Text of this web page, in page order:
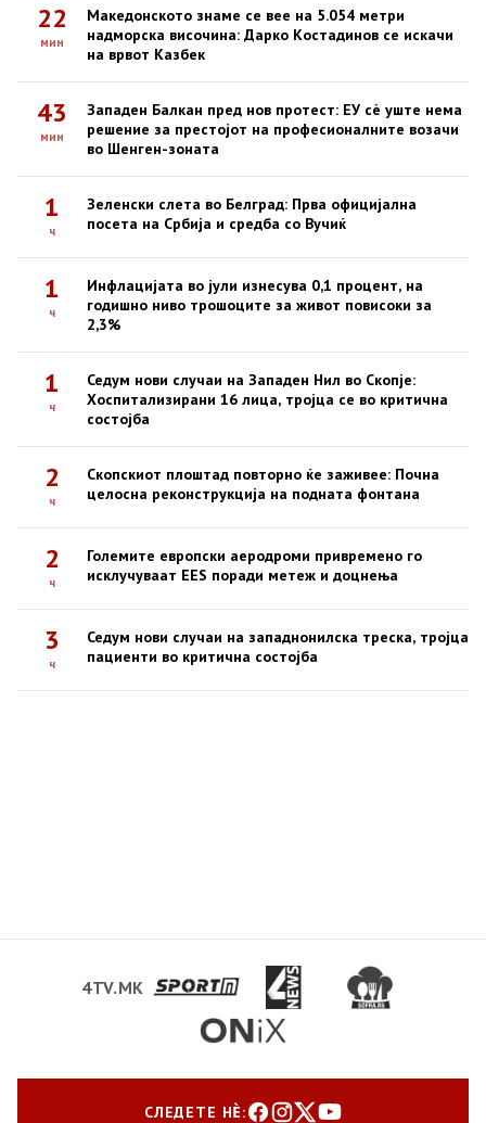
22
мин
Македонското знаме се вее на 5.054 метри
надморска височина: Дарко Костадинов се искачи
на врвот Казбек
43
мин
Западен Балкан пред нов протест: ЕУ сè уште нема
решение за престојот на професионалните возачи
во Шенген-зоната
1
ч
Зеленски слета во Белград: Прва официјална
посета на Србија и средба со Вучиќ
1
ч
Инфлацијата во јули изнесува 0,1 процент, на
годишно ниво трошоците за живот повисоки за
2,3%
1
ч
Седум нови случаи на Западен Нил во Скопје:
Хоспитализирани 16 лица, тројца се во критична
состојба
2
ч
Скопскиот плоштад повторно ќе заживее: Почна
целосна реконструкција на подната фонтана
2
ч
Големите европски аеродроми привремено го
исклучуваат EES поради метеж и доцнења
3
ч
Седум нови случаи на западнонилска треска, тројца
пациенти во критична состојба
4TV.MK
СЛЕДЕТЕ НЀ: